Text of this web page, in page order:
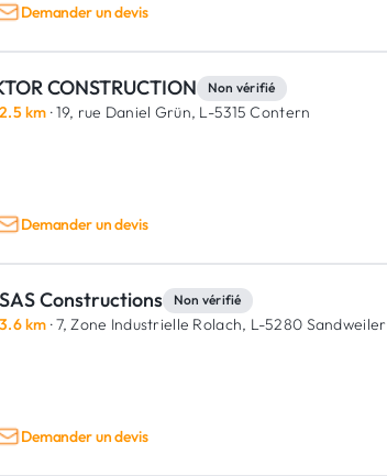
Demander un devis
CONSTRUCTION Non vérifié
2.5 km · 19, rue Daniel Grün, L-5315 Contern
Demander un devis
Constructions Non vérifié
3.6 km · 7, Zone Industrielle Rolach, L-5280 Sandweiler
Demander un devis